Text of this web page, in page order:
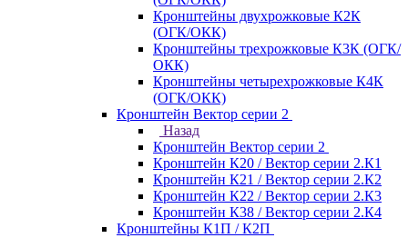
Кронштейны двухрожковые К2К
(ОГК/ОКК)
Кронштейны трехрожковые К3К (ОГК/
ОКК)
Кронштейны четырехрожковые К4К
(ОГК/ОКК)
Кронштейн Вектор серии 2
Назад
Кронштейн Вектор серии 2
Кронштейн К20 / Вектор серии 2.К1
Кронштейн К21 / Вектор серии 2.К2
Кронштейн К22 / Вектор серии 2.К3
Кронштейн К38 / Вектор серии 2.К4
Кронштейны К1П / К2П